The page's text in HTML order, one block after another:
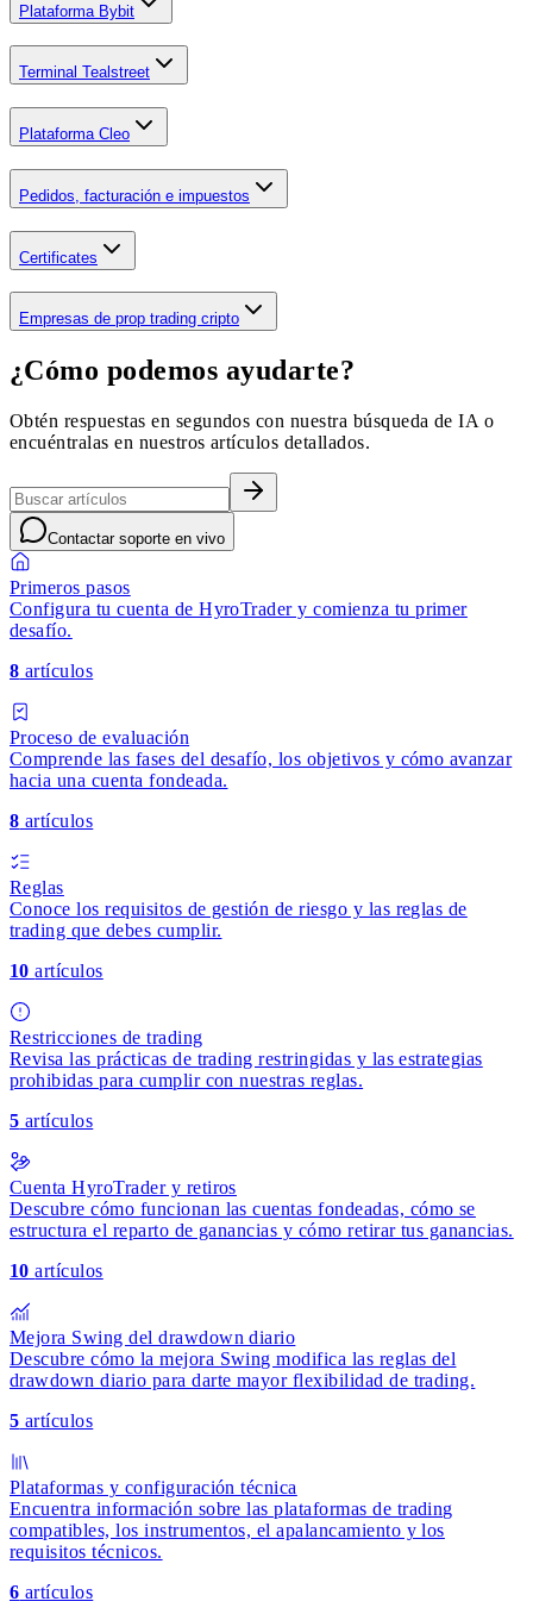
Plataforma Bybit
Terminal Tealstreet
Plataforma Cleo
Pedidos, facturación e impuestos
Certificates
Empresas de prop trading cripto
¿Cómo podemos ayudarte?
Obtén respuestas en segundos con nuestra búsqueda de IA o
encuéntralas en nuestros artículos detallados.
Contactar soporte en vivo
Primeros pasos
Configura tu cuenta de HyroTrader y comienza tu primer
desafío.
8 artículos
Proceso de evaluación
Comprende las fases del desafío, los objetivos y cómo avanzar
hacia una cuenta fondeada.
8 artículos
Reglas
Conoce los requisitos de gestión de riesgo y las reglas de
trading que debes cumplir.
10 artículos
Restricciones de trading
Revisa las prácticas de trading restringidas y las estrategias
prohibidas para cumplir con nuestras reglas.
5 artículos
Cuenta HyroTrader y retiros
Descubre cómo funcionan las cuentas fondeadas, cómo se
estructura el reparto de ganancias y cómo retirar tus ganancias.
10 artículos
Mejora Swing del drawdown diario
Descubre cómo la mejora Swing modifica las reglas del
drawdown diario para darte mayor flexibilidad de trading.
5 artículos
Plataformas y configuración técnica
Encuentra información sobre las plataformas de trading
compatibles, los instrumentos, el apalancamiento y los
requisitos técnicos.
6 artículos